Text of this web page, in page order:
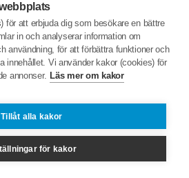
för att erbjuda dig som besökare en bättre
in och analyserar information om
användning, för att förbättra funktioner och
innehållet. Vi använder kakor (cookies) för
annonser. Läs mer om kakor
Tillåt alla kakor
för kakor